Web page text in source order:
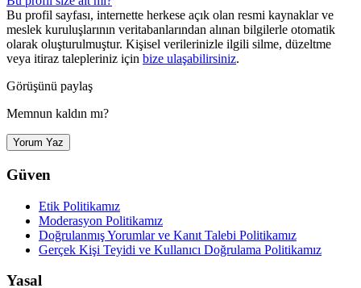
Bu profil sayfası, internette herkese açık olan resmi kaynaklar ve
meslek kuruluşlarının veritabanlarından alınan bilgilerle otomatik
olarak oluşturulmuştur. Kişisel verilerinizle ilgili silme, düzeltme
veya itiraz talepleriniz için bize ulaşabilirsiniz.
Görüşünü paylaş
Memnun kaldın mı?
Yorum Yaz
Güven
Etik Politikamız
Moderasyon Politikamız
Doğrulanmış Yorumlar ve Kanıt Talebi Politikamız
Gerçek Kişi Teyidi ve Kullanıcı Doğrulama Politikamız
Yasal